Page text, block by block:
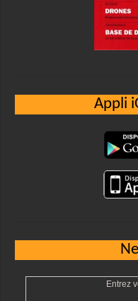
Appli
Entrez